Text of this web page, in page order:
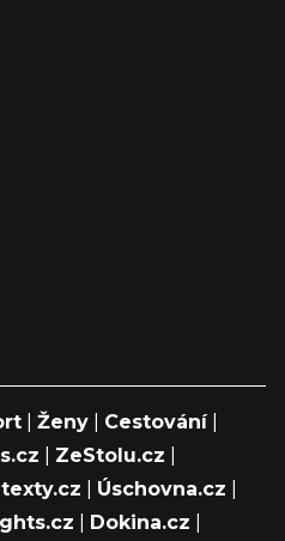
Ženy Cestování|
ZeStolu.cz
Úschovna.cz
Dokina.cz